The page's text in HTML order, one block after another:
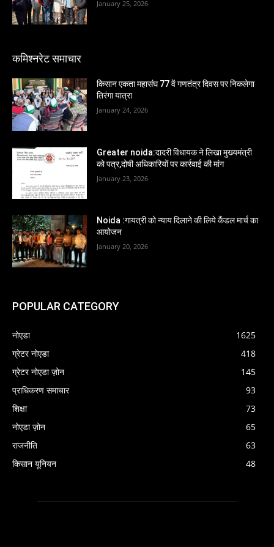
January 25, 2026
कमिश्नरेट समाचार
किसान एकता महासंघ 77 वें गणतंत्र दिवस पर निकलेगा
तिरंगा यात्रा
January 24, 2026
Greater noida:दादरी विधायक ने लिखा मुख्यमंत्री
को पत्र,दोषी अधिकारियों पर कार्रवाई की मांग
January 23, 2026
Noida :गायत्री को न्याय दिलाने की लिये कैंडल मार्च का
आयोजन
January 20, 2026
POPULAR CATEGORY
नोएडा
1625
ग्रेटर नोएडा
418
ग्रेटर नोएडा ज़ोन
145
प्राधिकरण समाचार
93
शिक्षा
73
नोएडा ज़ोन
65
राजनीति
63
किसान यूनियन
48